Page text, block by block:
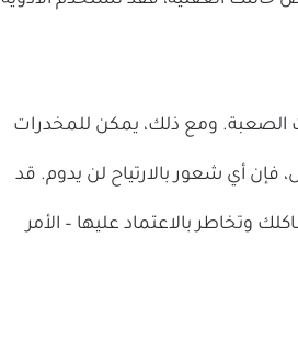
الصعبة. ومع ذلك، يمكن للمخدرات
أي شعور بالارتياح لن يدوم. قد
وتخاطر بالاعتماد عليها – الأمر